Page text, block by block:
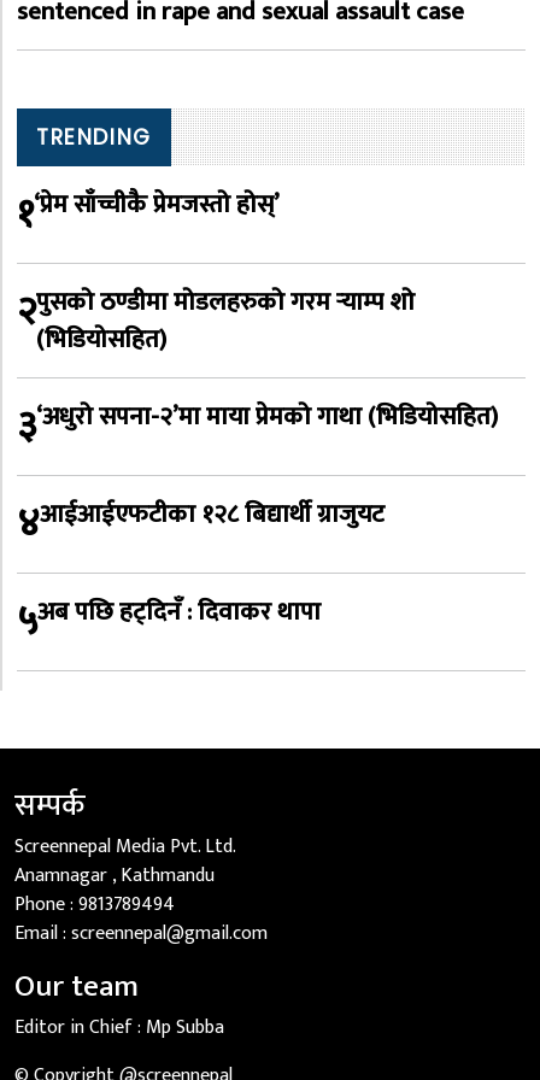
sentenced in rape and sexual assault case
TRENDING
१‘प्रेम साँच्चीकै प्रेमजस्तो होस्’
२पुसको ठण्डीमा मोडलहरुको गरम र्‍याम्प शो
(भिडियोसहित)
३‘अधुरो सपना-२’मा माया प्रेमको गाथा (भिडियोसहित)
४आईआईएफटीका १२८ बिद्यार्थी ग्राजुयट
५अब पछि हट्दिनँ : दिवाकर थापा
सम्पर्क
Screennepal Media Pvt. Ltd.
Anamnagar , Kathmandu
Phone :9813789494
Email :screennepal@gmail.com
Our team
Editor in Chief : Mp Subba